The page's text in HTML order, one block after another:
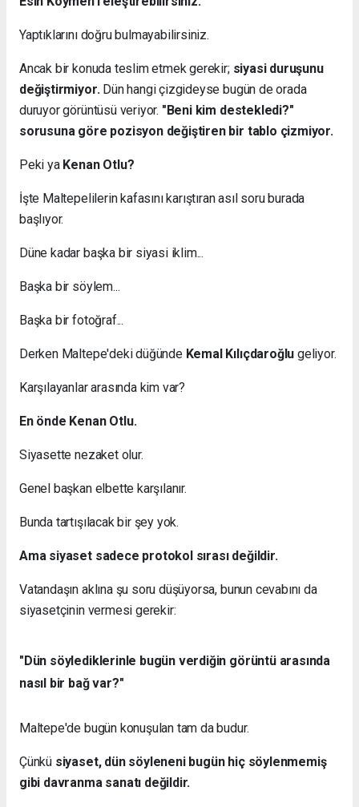
Yaptıklarını doğru bulmayabilirsiniz.
Ancak bir konuda teslim etmek gerekir; siyasi duruşunu
değiştirmiyor.Dün hangi çizgideyse bugün de orada
duruyor görüntüsü veriyor. "Beni kim destekledi?"
sorusuna göre pozisyon değiştiren bir tablo çizmiyor.
Peki ya Kenan Otlu?
İşte Maltepelilerin kafasını karıştıran asıl soru burada
başlıyor.
Düne kadar başka bir siyasi iklim...
Başka bir söylem...
Başka bir fotoğraf...
Derken Maltepe'deki düğünde Kemal Kılıçdaroğlu geliyor.
Karşılayanlar arasında kim var?
En önde Kenan Otlu.
Siyasette nezaket olur.
Genel başkan elbette karşılanır.
Bunda tartışılacak bir şey yok.
Ama siyaset sadece protokol sırası değildir.
Vatandaşın aklına şu soru düşüyorsa, bunun cevabını da
siyasetçinin vermesi gerekir:
"Dün söylediklerinle bugün verdiğin görüntü arasında
nasıl bir bağ var?"
Maltepe'de bugün konuşulan tam da budur.
Çünkü siyaset, dün söyleneni bugün hiç söylenmemiş
gibi davranma sanatı değildir.